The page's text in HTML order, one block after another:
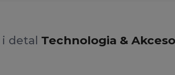
detal Technologia &